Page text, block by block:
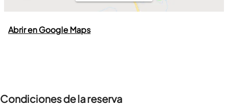
Abrir en Google Maps
Condiciones de la reserva